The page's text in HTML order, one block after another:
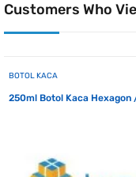
Customers Who
BOTOL KACA
250ml Botol Kaca Hexagon